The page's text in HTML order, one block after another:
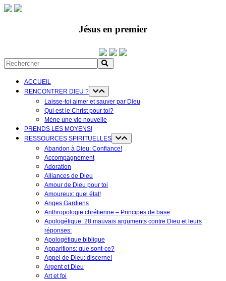
Jésus en premier
ACCUEIL
RENCONTRER DIEU ?
Laisse-toi aimer et sauver par Dieu
Qui est le Christ pour toi?
Mène une vie nouvelle
PRENDS LES MOYENS!
RESSOURCES SPIRITUELLES
Abandon à Dieu: Confiance!
Accompagnement
Adoration
Alliances de Dieu
Amour de Dieu pour toi
Amoureux: quel état!
Anges Gardiens
Anthropologie chrétienne – Principes de base
Apologétique: 28 mauvais arguments contre Dieu et leurs
réponses:
Apologétique biblique
Apparitions: que sont-ce?
Appel de Dieu: discerne!
Argent et Dieu
Art et foi